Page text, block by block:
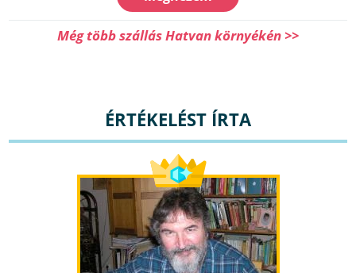
Még több szállás Hatvan környékén >>
ÉRTÉKELÉST ÍRTA